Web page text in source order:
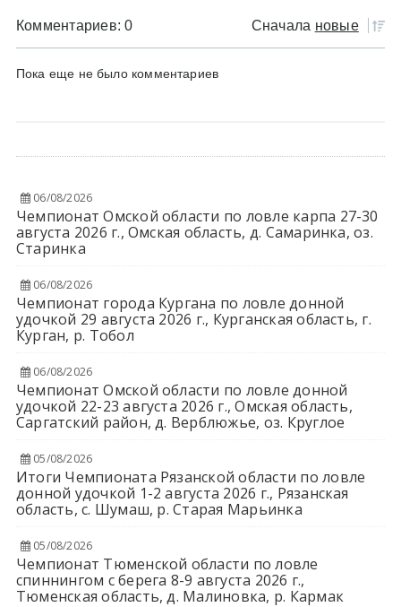
Комментариев: 0 Сначала новые
Пока еще не было комментариев
06/08/2026
Чемпионат Омской области по ловле карпа 27-30
августа 2026 г., Омская область, д. Самаринка, оз.
Старинка
06/08/2026
Чемпионат города Кургана по ловле донной
удочкой 29 августа 2026 г., Курганская область, г.
Курган, р. Тобол
06/08/2026
Чемпионат Омской области по ловле донной
удочкой 22-23 августа 2026 г., Омская область,
Саргатский район, д. Верблюжье, оз. Круглое
05/08/2026
Итоги Чемпионата Рязанской области по ловле
донной удочкой 1-2 августа 2026 г., Рязанская
область, с. Шумаш, р. Старая Марьинка
05/08/2026
Чемпионат Тюменской области по ловле
спиннингом с берега 8-9 августа 2026 г.,
Тюменская область, д. Малиновка, р. Кармак